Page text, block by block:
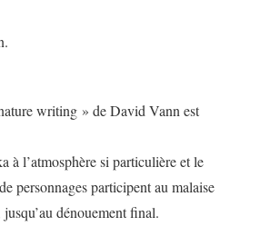
writing » de David Vann est
à l’atmosphère si particulière et le
personnages participent au malaise
dénouement final.